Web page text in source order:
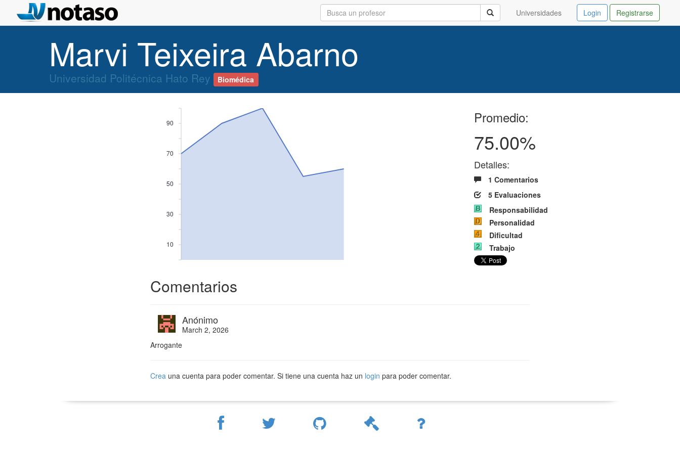
Universidades Login Registrarse
Marvi Teixeira Abarno
Universidad Politécnica Hato Rey Biomédica
10
30
50
70
90 Promedio:
75.00%
Detalles:
1 Comentarios
5 Evaluaciones
Responsabilidad
Personalidad
Dificultad
Trabajo
Comentarios
Anónimo
March 2, 2026
Arrogante
Crea una cuenta para poder comentar. Si tiene una cuenta haz un login para poder comentar.